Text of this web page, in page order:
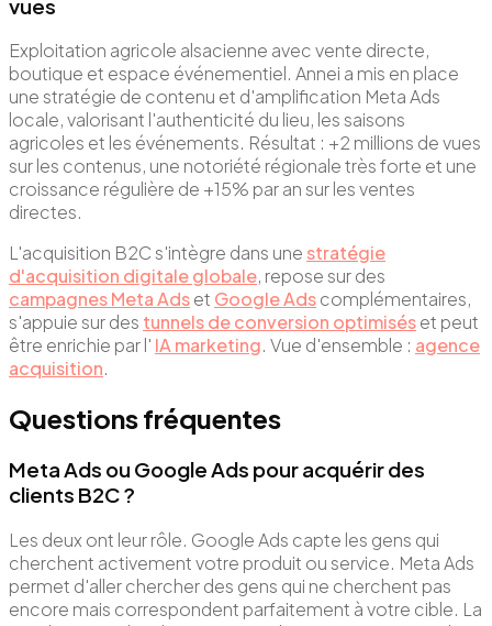
vues
Exploitation agricole alsacienne avec vente directe,
boutique et espace événementiel. Annei a mis en place
une stratégie de contenu et d'amplification Meta Ads
locale, valorisant l'authenticité du lieu, les saisons
agricoles et les événements. Résultat : +2 millions de vues
sur les contenus, une notoriété régionale très forte et une
croissance régulière de +15% par an sur les ventes
directes.
L'acquisition B2C s'intègre dans unestratégie
d'acquisition digitale globale, repose sur des
campagnes Meta Adset Google Adscomplémentaires,
s'appuie sur des tunnels de conversion optimiséset peut
être enrichie par l' IA marketing. Vue d'ensemble : agence
acquisition.
Questions fréquentes
Meta Ads ou Google Ads pour acquérir des
clients B2C ?
Les deux ont leur rôle. Google Ads capte les gens qui
cherchent activement votre produit ou service. Meta Ads
permet d'aller chercher des gens qui ne cherchent pas
encore mais correspondent parfaitement à votre cible. La